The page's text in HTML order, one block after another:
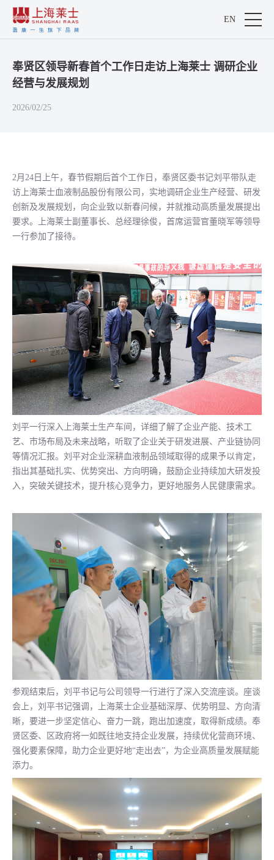
EN
奉贤区领导新春首个工作日走访上海莱士 调研企业
经营与发展规划
2026/02/25
2月24日上午，春节假期后首个工作日，奉贤区委书记刘平带队走
访上海莱士血液制品股份有限公司，实地调研企业生产经营、研发
创新及发展规划，向企业致以新春问候，并就推动高质量发展提出
要求。上海莱士副董事长、总经理徐俊，首席运营官董晓军等领导
一行参加了接待。
刘平一行深入上海莱士生产车间，详细了解了企业产能、技术工
艺、市场布局及未来战略，听取了企业关于研发进展、产业链协同
等情况汇报。刘平对企业深耕血液制品领域取得的成果予以肯定，
指出其基础扎实、优势突出、方向明确，鼓励企业持续加大研发投
入，突破关键技术，提升核心竞争力，更好地服务人民健康需求。
参观结束后，刘平书记与公司领导一行进行了深入交流座谈。座谈
会上，刘平书记强调，上海莱士企业基础深厚、优势明显、方向清
晰，要进一步坚定信心、奋力一跳，跑出加速度，取得新成绩。奉
贤区委、区政府将一如既往地支持企业发展，持续优化营商环境、
强化要素保障，助力企业更好地“走出去”，为企业高质量发展赋能
添力。